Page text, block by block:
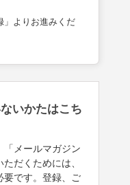
」よりお進みくだ
いかたはこち
「メールマガジン
だくためには、
要です。登録、ご